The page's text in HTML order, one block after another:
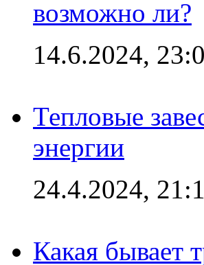
возможно ли?
14.6.2024,
Тепловые
энергии
24.4.2024,
Какая бывает